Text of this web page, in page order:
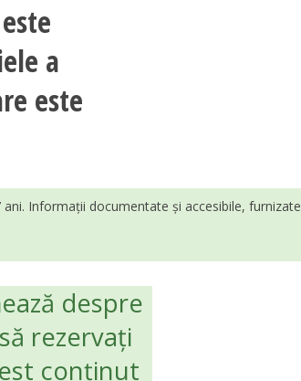
a
este
Informații documentate și accesibile,
despre
rezervați
conținut